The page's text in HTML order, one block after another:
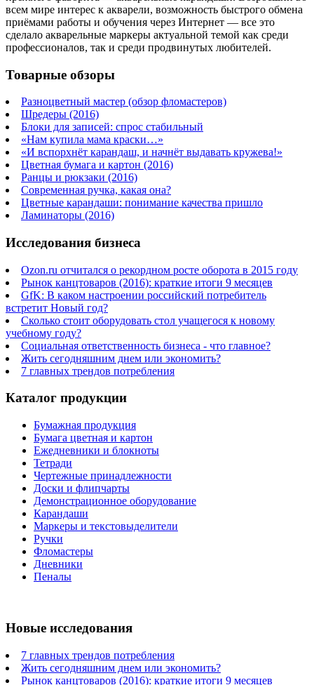
всем мире интерес к акварели, возможность быстрого обмена
приёмами работы и обучения через Интернет — все это
сделало акварельные маркеры актуальной темой как среди
профессионалов, так и среди продвинутых любителей.
Товарные обзоры
Разноцветный мастер (обзор фломастеров)
Шредеры (2016)
Блоки для записей: спрос стабильный
«Нам купила мама краски…»
«И вспорхнёт карандаш, и начнёт выдавать кружева!»
Цветная бумага и картон (2016)
Ранцы и рюкзаки (2016)
Современная ручка, какая она?
Цветные карандаши: понимание качества пришло
Ламинаторы (2016)
Исследования бизнеса
Ozon.ru отчитался о рекордном росте оборота в 2015 году
Рынок канцтоваров (2016): краткие итоги 9 месяцев
GfK: В каком настроении российский потребитель
встретит Новый год?
Сколько стоит оборудовать стол учащегося к новому
учебному году?
Социальная ответственность бизнеса - что главное?
Жить сегодняшним днем или экономить?
7 главных трендов потребления
Каталог продукции
Бумажная продукция
Бумага цветная и картон
Ежедневники и блокноты
Тетради
Чертежные принадлежности
Доски и флипчарты
Демонстрационное оборудование
Карандаши
Маркеры и текстовыделители
Ручки
Фломастеры
Дневники
Пеналы
Новые исследования
7 главных трендов потребления
Жить сегодняшним днем или экономить?
Рынок канцтоваров (2016): краткие итоги 9 месяцев